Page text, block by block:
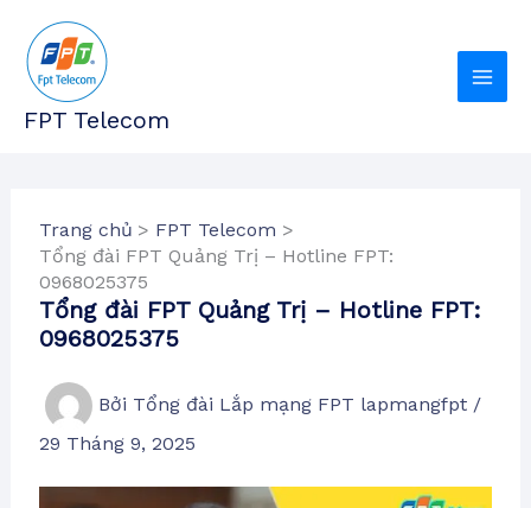
FPT Telecom
Trang chủ
FPT Telecom
Tổng đài FPT Quảng Trị – Hotline FPT:
0968025375
Tổng đài FPT Quảng Trị – Hotline FPT:
0968025375
Bởi Tổng đài Lắp mạng FPT lapmangfpt /
29 Tháng 9, 2025